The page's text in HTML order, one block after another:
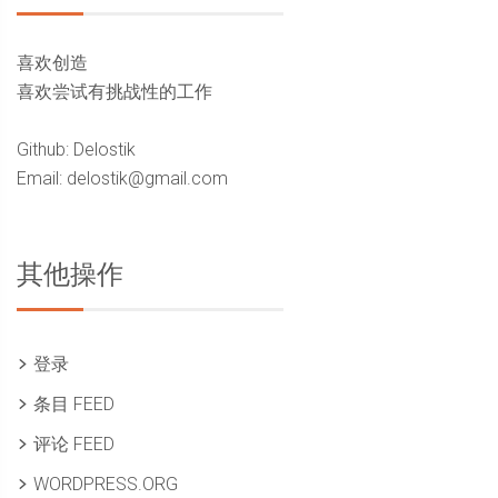
喜欢创造
喜欢尝试有挑战性的工作
Github: Delostik
Email: delostik@gmail.com
其他操作
登录
条目 FEED
评论 FEED
WORDPRESS.ORG